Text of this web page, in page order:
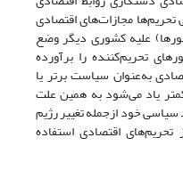
مجازات‌های اقتصادی
علیه کشوری دیگر وضع
تحریم‌کننده را برآورده
به‌عنوان سیاست برتر یا
یاد می‌شود به همین علت
خود از‌جمله تغییر رژیم
اقتصادی استفاده